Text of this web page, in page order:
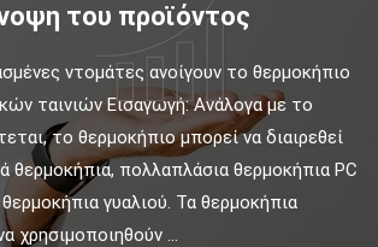
του προϊόντος
ντομάτες ανοίγουν το θερμοκήπιο
ταινιών Εισαγωγή: Ανάλογα με το
το θερμοκήπιο μπορεί να διαιρεθεί
θερμοκήπια, πολλαπλάσια θερμοκήπια PC
γυαλιού. Τα θερμοκήπια
χρησιμοποιηθούν ...